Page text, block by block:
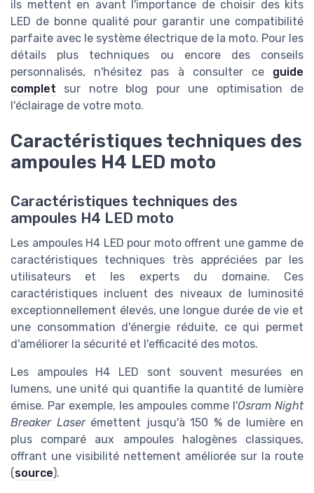
ils mettent en avant l'importance de choisir des kits
LED de bonne qualité pour garantir une compatibilité
parfaite avec le système électrique de la moto. Pour les
détails plus techniques ou encore des conseils
personnalisés, n'hésitez pas à consulter ce guide
complet sur notre blog pour une optimisation de
l'éclairage de votre moto.
Caractéristiques techniques des
ampoules H4 LED moto
Caractéristiques techniques des
ampoules H4 LED moto
Les ampoules H4 LED pour moto offrent une gamme de
caractéristiques techniques très appréciées par les
utilisateurs et les experts du domaine. Ces
caractéristiques incluent des niveaux de luminosité
exceptionnellement élevés, une longue durée de vie et
une consommation d'énergie réduite, ce qui permet
d'améliorer la sécurité et l'efficacité des motos.
Les ampoules H4 LED sont souvent mesurées en
lumens, une unité qui quantifie la quantité de lumière
émise. Par exemple, les ampoules comme l'Osram Night
Breaker Laserémettent jusqu'à 150 % de lumière en
plus comparé aux ampoules halogènes classiques,
offrant une visibilité nettement améliorée sur la route
(source).